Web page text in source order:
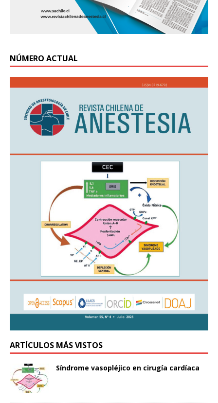
NÚMERO ACTUAL
ARTÍCULOS MÁS VISTOS
Síndrome vasopléjico en cirugía cardíaca